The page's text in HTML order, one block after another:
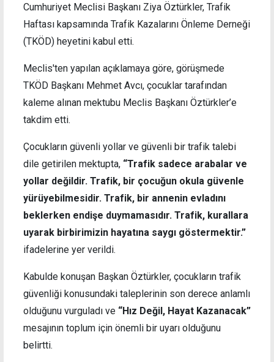
Cumhuriyet Meclisi Başkanı Ziya Öztürkler, Trafik
Haftası kapsamında Trafik Kazalarını Önleme Derneği
(TKÖD) heyetini kabul etti.
Meclis'ten yapılan açıklamaya göre, görüşmede
TKÖD Başkanı Mehmet Avcı, çocuklar tarafından
kaleme alınan mektubu Meclis Başkanı Öztürkler’e
takdim etti.
Çocukların güvenli yollar ve güvenli bir trafik talebi
dile getirilen mektupta, “Trafik sadece arabalar ve
yollar değildir. Trafik, bir çocuğun okula güvenle
yürüyebilmesidir. Trafik, bir annenin evladını
beklerken endişe duymamasıdır. Trafik, kurallara
uyarak birbirimizin hayatına saygı göstermektir.”
ifadelerine yer verildi.
Kabulde konuşan Başkan Öztürkler, çocukların trafik
güvenliği konusundaki taleplerinin son derece anlamlı
olduğunu vurguladı ve “Hız Değil, Hayat Kazanacak”
mesajının toplum için önemli bir uyarı olduğunu
belirtti.